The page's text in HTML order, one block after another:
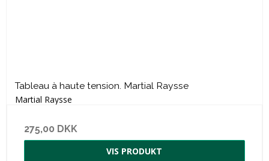
Tableau à haute tension. Martial Raysse
Martial Raysse
275,00 DKK
VIS PRODUKT